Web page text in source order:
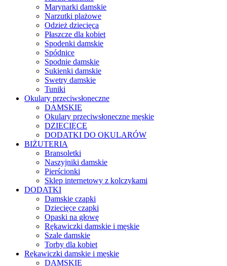
Marynarki damskie
Narzutki plażowe
Odzież dziecięca
Płaszcze dla kobiet
Spodenki damskie
Spódnice
Spodnie damskie
Sukienki damskie
Swetry damskie
Tuniki
Okulary przeciwsłoneczne
DAMSKIE
Okulary przeciwsłoneczne męskie
DZIECIĘCE
DODATKI DO OKULARÓW
BIŻUTERIA
Bransoletki
Naszyjniki damskie
Pierścionki
Sklep internetowy z kolczykami
DODATKI
Damskie czapki
Dziecięce czapki
Opaski na głowę
Rękawiczki damskie i męskie
Szale damskie
Torby dla kobiet
Rękawiczki damskie i męskie
DAMSKIE